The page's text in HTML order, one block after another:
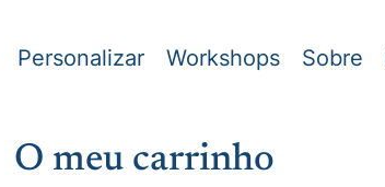
Personalizar Workshops Sobre
O meu carrinho